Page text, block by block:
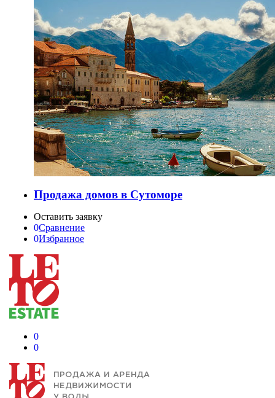
Продажа домов в Сутоморе
Оставить заявку
0Сравнение
0Избранное
0
0